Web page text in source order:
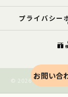
お問い合
プライバシー
© 2026 愛知の空き